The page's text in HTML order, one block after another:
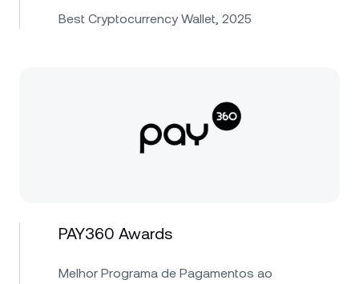
Best Cryptocurrency Wallet, 2025
PAY360 Awards
Melhor Programa de Pagamentos ao